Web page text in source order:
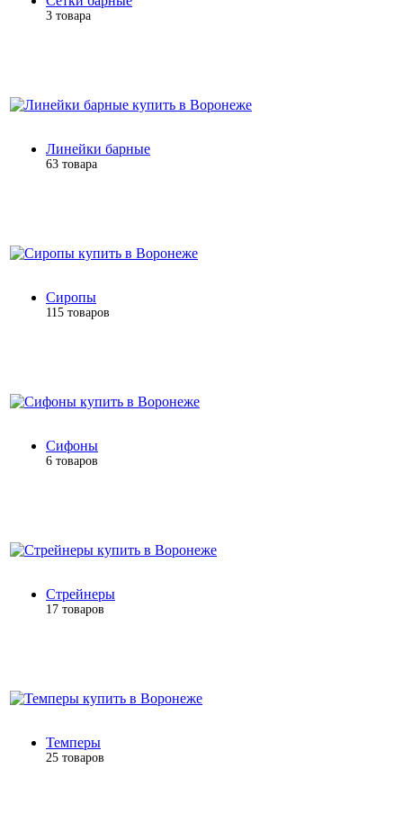
3 товара
Линейки барные
63 товара
Сиропы
115 товаров
Сифоны
6 товаров
Стрейнеры
17 товаров
Темперы
25 товаров